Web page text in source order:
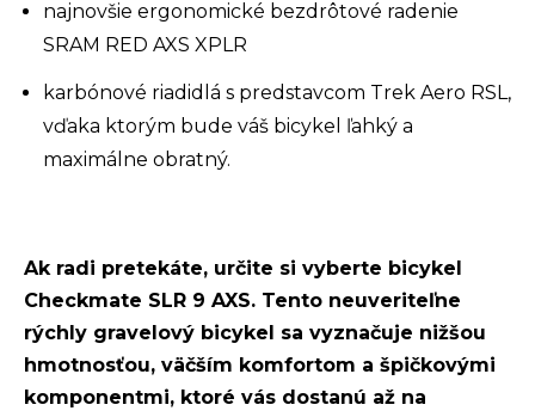
najnovšie ergonomické bezdrôtové radenie
SRAM RED AXS XPLR
karbónové riadidlá s predstavcom Trek Aero RSL,
vďaka ktorým bude váš bicykel ľahký a
maximálne obratný.
Ak radi pretekáte, určite si vyberte bicykel
Checkmate SLR 9 AXS. Tento neuveriteľne
rýchly gravelový bicykel sa vyznačuje nižšou
hmotnosťou, väčším komfortom a špičkovými
komponentmi, ktoré vás dostanú až na